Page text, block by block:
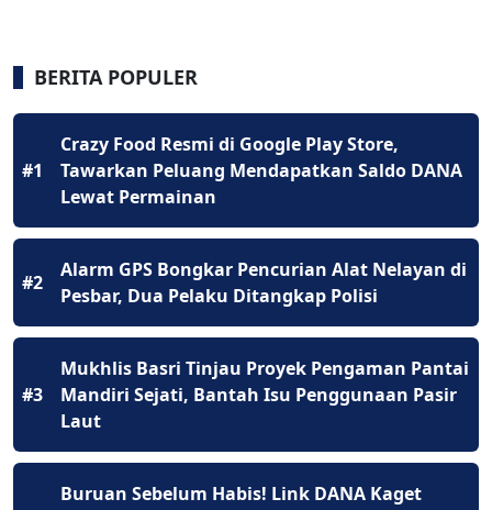
BERITA POPULER
#1
Crazy Food Resmi di Google Play Store,
Tawarkan Peluang Mendapatkan Saldo DANA
Lewat Permainan
#2
Alarm GPS Bongkar Pencurian Alat Nelayan di
Pesbar, Dua Pelaku Ditangkap Polisi
#3
Mukhlis Basri Tinjau Proyek Pengaman Pantai
Mandiri Sejati, Bantah Isu Penggunaan Pasir
Laut
Buruan Sebelum Habis! Link DANA Kaget